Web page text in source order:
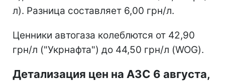
л). Разница составляет 6,00 грн/л.
Ценники автогаза колеблются от 42,90
грн/л ("Укрнафта") до 44,50 грн/л (WOG).
Детализация цен на АЗС 6 августа,